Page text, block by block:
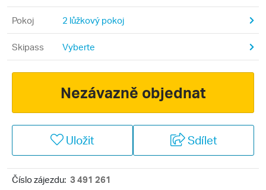
Pokoj 2 lůžkový pokoj
Skipass Vyberte
Nezávazně objednat
Uložit Sdílet
Číslo zájezdu: 3 491 261